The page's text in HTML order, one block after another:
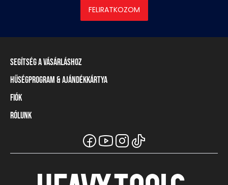
FELIRATKOZOM
Segítség a vásárláshoz
Szállítási információ
Fizetési módok
Mérettáblázat
Üzleteink és viszonteladók
Gyakori kérdések (GYIK)
Hűségprogram & Ajándékkártya
Törzsvásárlói program
Ajándékkártya
Fiók
Belépés / Regisztráció
Rólunk
A Heavy Tools márka
Viszonteladói információ
Széchenyi Terv Plusz